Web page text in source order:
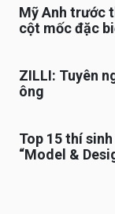
Mỹ Anh trước
cột mốc đặc
ZILLI: Tuyên
ông
Top 15 thí
“Model &